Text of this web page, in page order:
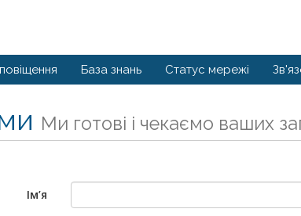
База знань Статус мережі
Ми готові і чекаємо ваших
Ім’я